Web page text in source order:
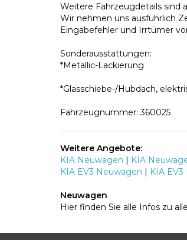
Weitere Fahrzeugdetails sind
Wir nehmen uns ausführlich
Eingabefehler und Irrtümer
Sonderausstattungen:
*Metallic-Lackierung
*Glasschiebe-/Hubdach,
Fahrzeugnummer: 360025
Weitere Angebote:
KIA Neuwagen | KIA
KIA EV3 Neuwagen | KIA
Neuwagen
Hier finden Sie alle Infos zu